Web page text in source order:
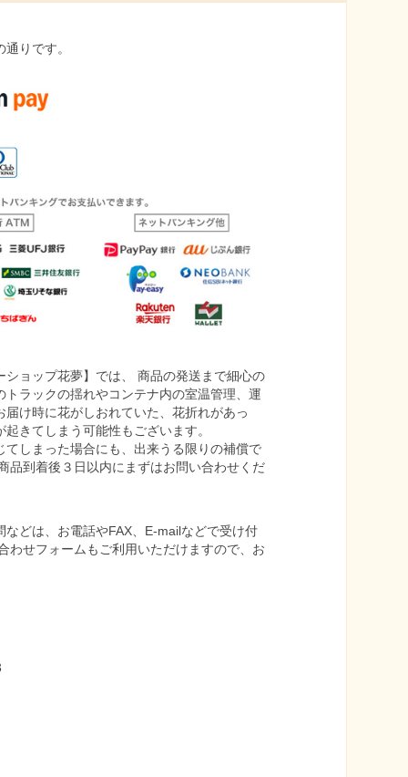
りです。
ョップ花夢】では、 商品の発送まで細心の
ラックの揺れやコンテナ内の室温管理、運
け時に花がしおれていた、花折れがあっ
きてしまう可能性もございます。
しまった場合にも、出来うる限りの補償で
品到着後３日以内にまずはお問い合わせくだ
どは、お電話やFAX、E-mailなどで受け付
わせフォームもご利用いただけますので、お